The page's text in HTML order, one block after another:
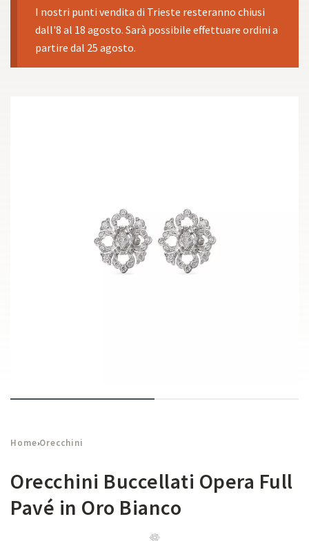
I nostri punti vendita di Trieste resteranno chiusi
dall'8 al 18 agosto. Sarà possibile effettuare ordini a
partire dal 25 agosto.
Home›Orecchini
Orecchini Buccellati Opera Full
Pavé in Oro Bianco